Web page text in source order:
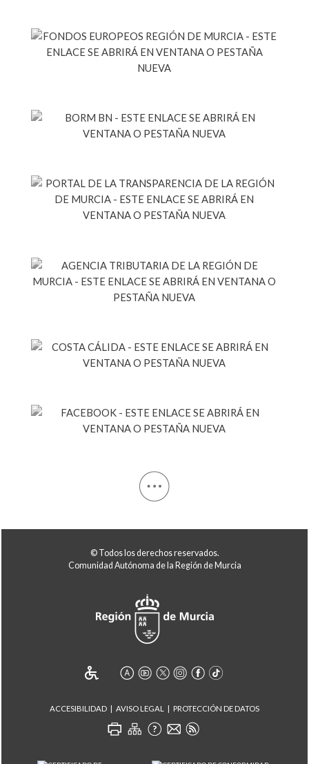
© Todos los derechos reservados.
Comunidad Autónoma de la Región de Murcia
ACCESIBILIDAD AVISO LEGAL PROTECCIÓN DE DATOS